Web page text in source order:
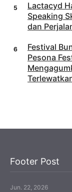
Lactacyd
Speaking
dan
Festival
Pesona
Footer Post
Jun. 22, 2026